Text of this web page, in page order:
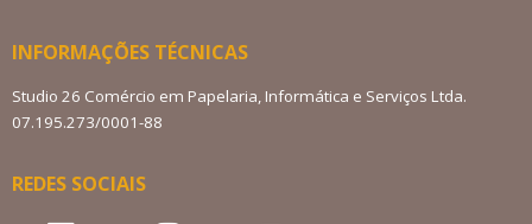
INFORMAÇÕES TÉCNICAS
Studio 26 Comércio em Papelaria, Informática e Serviços Ltda.
07.195.273/0001-88
REDES SOCIAIS